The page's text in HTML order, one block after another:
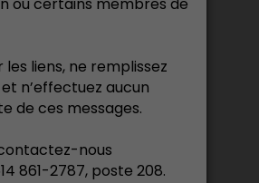
les liens, ne remplissez
n’effectuez aucun
de ces messages.
nous
861-2787, poste 208.